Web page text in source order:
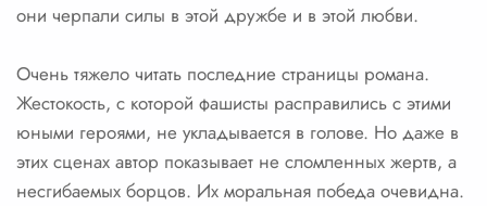
они черпали силы в этой дружбе и в этой любви.
Очень тяжело читать последние страницы романа.
Жестокость, с которой фашисты расправились с этими
юными героями, не укладывается в голове. Но даже в
этих сценах автор показывает не сломленных жертв, а
несгибаемых борцов. Их моральная победа очевидна.